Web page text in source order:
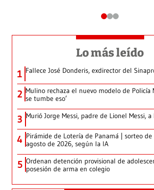
Lo más leído
1 Fallece José Donderis, exdirector del
2 Mulino rechaza el nuevo modelo de Policía
se tumbe eso’
3 Murió Jorge Messi, padre de Lionel Messi,
4 Pirámide de Lotería de Panamá | sorteo
agosto de 2026, según la IA
5 Ordenan detención provisional de
posesión de arma en colegio